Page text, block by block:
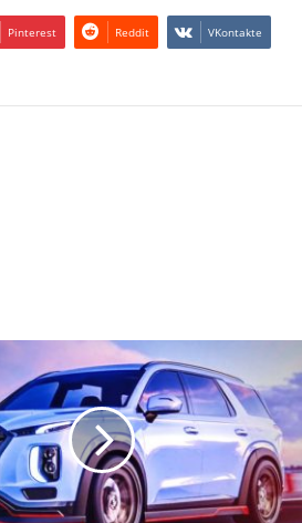
Pinterest Reddit VKontakte